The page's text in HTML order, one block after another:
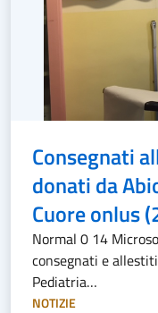
Consegnati
donati da
Cuore onlus
Normal 0 14
consegnati e
Pediatria…
NOTIZIE